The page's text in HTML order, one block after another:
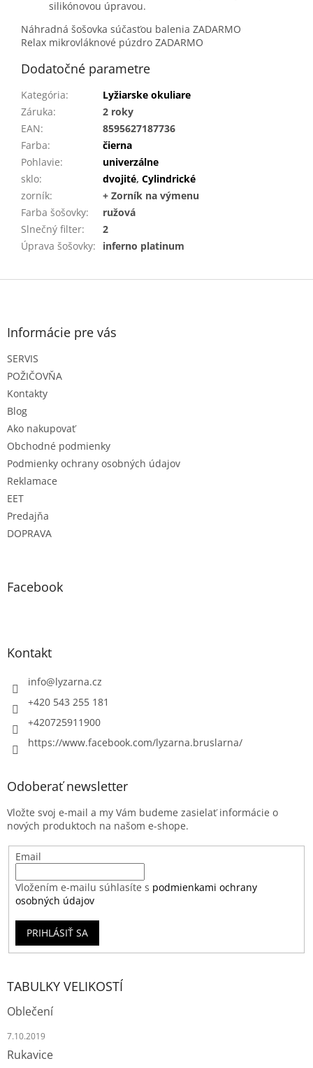
silikónovou úpravou.
Náhradná šošovka súčasťou balenia ZADARMO
Relax mikrovláknové púzdro ZADARMO
Dodatočné parametre
Kategória:
Lyžiarske okuliare
Záruka:
2 roky
EAN:
8595627187736
Farba:
čierna
Pohlavie:
univerzálne
sklo: dvojité, Cylindrické
zorník:
+ Zorník na výmenu
Farba šošovky:
ružová
Slnečný filter:
2
Úprava šošovky: inferno platinum
Z
Informácie pre vás
SERVIS
POŽIČOVŇA
Kontakty
Blog
Ako nakupovať
Obchodné podmienky
Podmienky ochrany osobných údajov
Reklamace
EET
Predajňa
DOPRAVA
Facebook
Kontakt
info@lyzarna.cz
+420 543 255 181
+420725911900
https://www.facebook.com/lyzarna.bruslarna/
Odoberať newsletter
Vložte svoj e-mail a my Vám budeme zasielať informácie o
nových produktoch na našom e-shope.
Email
Vložením e-mailu súhlasíte s podmienkami ochrany
osobných údajov
PRIHLÁSIŤ SA
TABULKY VELIKOSTÍ
Oblečení
7.10.2019
Rukavice